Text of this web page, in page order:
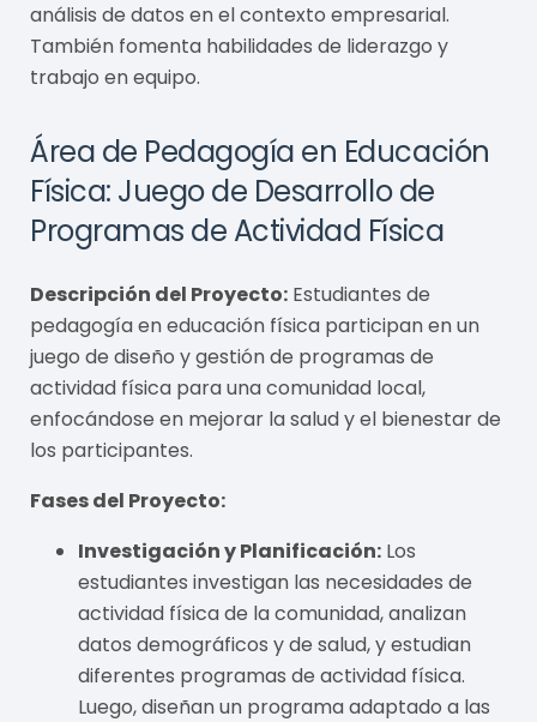
análisis de datos en el contexto empresarial.
También fomenta habilidades de liderazgo y
trabajo en equipo.
Área de Pedagogía en Educación
Física: Juego de Desarrollo de
Programas de Actividad Física
Descripción del Proyecto: Estudiantes de
pedagogía en educación física participan en un
juego de diseño y gestión de programas de
actividad física para una comunidad local,
enfocándose en mejorar la salud y el bienestar de
los participantes.
Fases del Proyecto:
Investigación y Planificación: Los
estudiantes investigan las necesidades de
actividad física de la comunidad, analizan
datos demográficos y de salud, y estudian
diferentes programas de actividad física.
Luego, diseñan un programa adaptado a las